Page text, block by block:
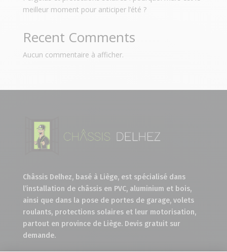
meilleur moment pour anticiper l’été ?
Recent Comments
Aucun commentaire à afficher.
Châssis Delhez, basé à Liège, est spécialisé dans
l’installation de châssis en PVC, aluminium et bois,
ainsi que dans la pose de portes de garage, volets
roulants, protections solaires et leur motorisation,
partout en province de Liège. Devis gratuit sur
demande.